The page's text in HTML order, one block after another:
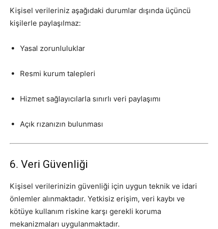
Kişisel verileriniz aşağıdaki durumlar dışında üçüncü
kişilerle paylaşılmaz:
Yasal zorunluluklar
Resmi kurum talepleri
Hizmet sağlayıcılarla sınırlı veri paylaşımı
Açık rızanızın bulunması
6. Veri Güvenliği
Kişisel verilerinizin güvenliği için uygun teknik ve idari
önlemler alınmaktadır. Yetkisiz erişim, veri kaybı ve
kötüye kullanım riskine karşı gerekli koruma
mekanizmaları uygulanmaktadır.